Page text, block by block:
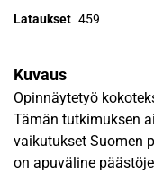
Lataukset 459
Kuvaus
Opinnäytetyö
Tämän tutkimuksen
vaikutukset Suomen
on apuväline